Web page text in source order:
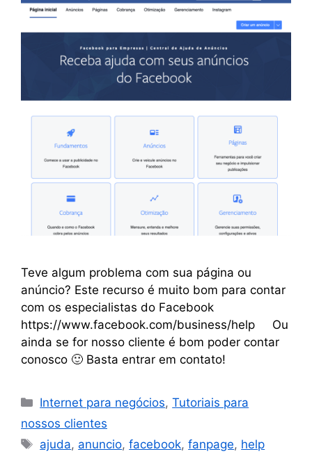
Teve algum problema com sua página ou
anúncio? Este recurso é muito bom para contar
com os especialistas do Facebook
https://www.facebook.com/business/help Ou
ainda se for nosso cliente é bom poder contar
conosco 🙂 Basta entrar em contato!
Internet para negócios,Tutoriais para
nossos clientes
ajuda, anuncio,facebook,fanpage, help